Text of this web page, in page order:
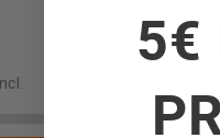
Quedan 2 a
5€